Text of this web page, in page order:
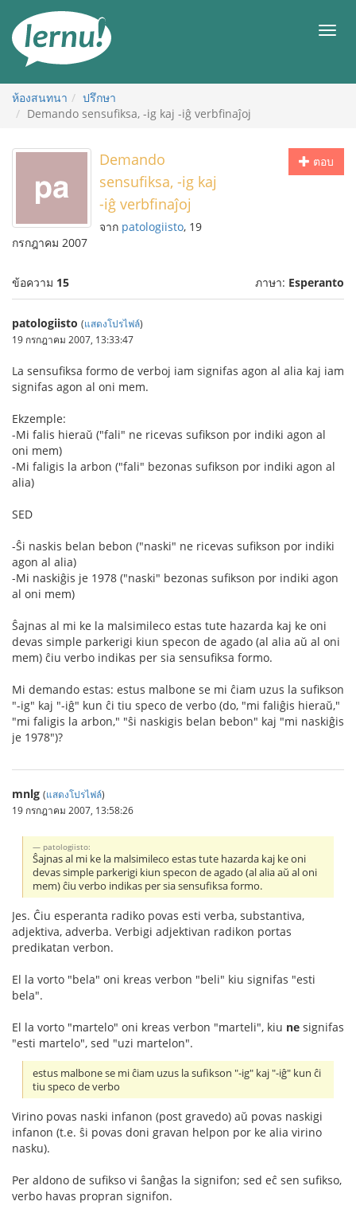
สารบัญ
เมนู
ห้องสนทนา
ปรึกษา
Demando sensufiksa, -ig kaj -iĝ verbfinaĵoj
ตอบ
Demando
sensufiksa, -ig kaj
-iĝ verbfinaĵoj
จาก patologiisto, 19
กรกฎาคม 2007
ข้อความ 15 ภาษา: Esperanto
patologiisto (แสดงโปรไฟล์)
19 กรกฎาคม 2007, 13:33:47
La sensufiksa formo de verboj iam signifas agon al alia kaj iam
signifas agon al oni mem.
Ekzemple:
-Mi falis hieraŭ ("fali" ne ricevas sufikson por indiki agon al
oni mem)
-Mi faligis la arbon ("fali" bezonas sufikson por indiki agon al
alia)
SED
-Ŝi naskis belan bebon ("naski" ne ricevas sufikson por indiki
agon al alia)
-Mi naskiĝis je 1978 ("naski" bezonas sufikson por indiki agon
al oni mem)
Ŝajnas al mi ke la malsimileco estas tute hazarda kaj ke oni
devas simple parkerigi kiun specon de agado (al alia aŭ al oni
mem) ĉiu verbo indikas per sia sensufiksa formo.
Mi demando estas: estus malbone se mi ĉiam uzus la sufikson
"-ig" kaj "-iĝ" kun ĉi tiu speco de verbo (do, "mi faliĝis hieraŭ,"
"mi faligis la arbon," "ŝi naskigis belan bebon" kaj "mi naskiĝis
je 1978")?
mnlg (แสดงโปรไฟล์)
19 กรกฎาคม 2007, 13:58:26
patologiisto:
Ŝajnas al mi ke la malsimileco estas tute hazarda kaj ke oni
devas simple parkerigi kiun specon de agado (al alia aŭ al oni
mem) ĉiu verbo indikas per sia sensufiksa formo.
Jes. Ĉiu esperanta radiko povas esti verba, substantiva,
adjektiva, adverba. Verbigi adjektivan radikon portas
predikatan verbon.
El la vorto "bela" oni kreas verbon "beli" kiu signifas "esti
bela".
El la vorto "martelo" oni kreas verbon "marteli", kiu ne signifas
"esti martelo", sed "uzi martelon".
estus malbone se mi ĉiam uzus la sufikson "-ig" kaj "-iĝ" kun ĉi
tiu speco de verbo
Virino povas naski infanon (post gravedo) aŭ povas naskigi
infanon (t.e. ŝi povas doni gravan helpon por ke alia virino
nasku).
Per aldono de sufikso vi ŝanĝas la signifon; sed eĉ sen sufikso,
verbo havas propran signifon.